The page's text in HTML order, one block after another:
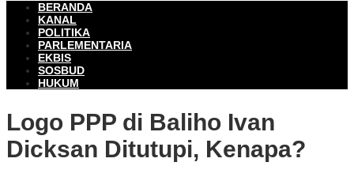
BERANDA
KANAL
POLITIKA
PARLEMENTARIA
EKBIS
SOSBUD
HUKUM
Logo PPP di Baliho Ivan
Dicksan Ditutupi, Kenapa?